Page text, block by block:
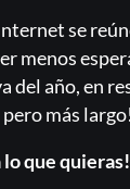
se
menos
del año, en
más largo!
que quieras!